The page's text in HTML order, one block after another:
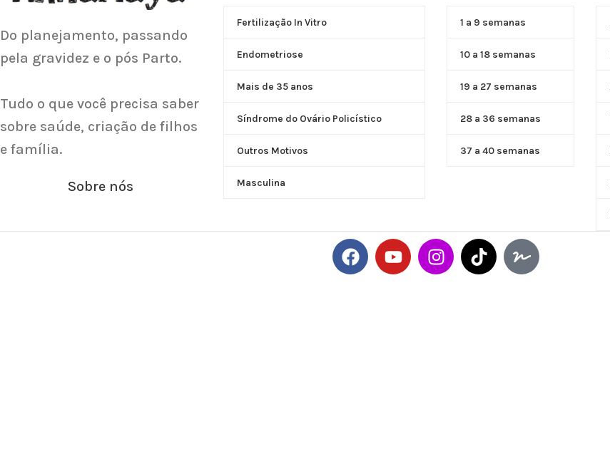
Do planejamento, passando
pela gravidez e o pós Parto.
Tudo o que você precisa saber
sobre saúde, criação de filhos
e família.
Sobre nós
Fertilização In Vitro
Endometriose
Mais de 35 anos
Síndrome do Ovário Policístico
Outros Motivos
Masculina
1 a 9 semanas
10 a 18 semanas
19 a 27 semanas
28 a 36 semanas
37 a 40 semanas